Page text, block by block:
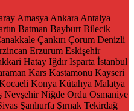
Amasya Ankara Antalya
Batman Bayburt Bilecik
Çankırı Çorum Denizli
Erzurum Eskişehir
Hatay Iğdır Isparta İstanbul
Kars Kastamonu Kayseri
Konya Kütahya Malatya
Nevşehir Niğde Ordu Osmaniye
Şanlıurfa Şırnak Tekirdağ